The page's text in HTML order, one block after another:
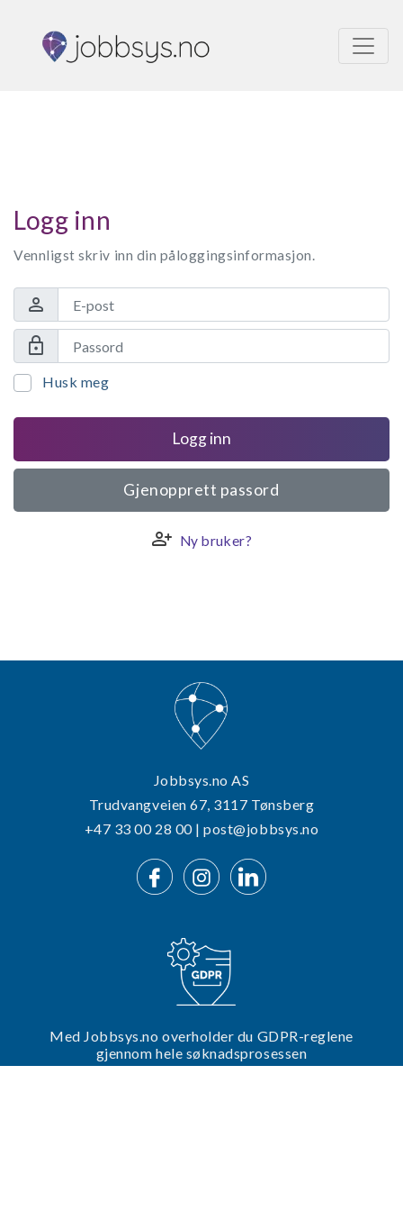
Logg inn
Vennligst skriv inn din påloggingsinformasjon.
person
lock
Husk meg
Logg inn
Gjenopprett passord
person_add Ny bruker?
Jobbsys.no AS
Trudvangveien 67, 3117 Tønsberg
+47 33 00 28 00 | post@jobbsys.no
Med Jobbsys.no overholder du GDPR-reglene
gjennom hele søknadsprosessen